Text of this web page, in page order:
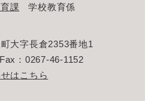
課 学校教育係
大字長倉2353番地1
Fax：0267-46-1152
はこちら